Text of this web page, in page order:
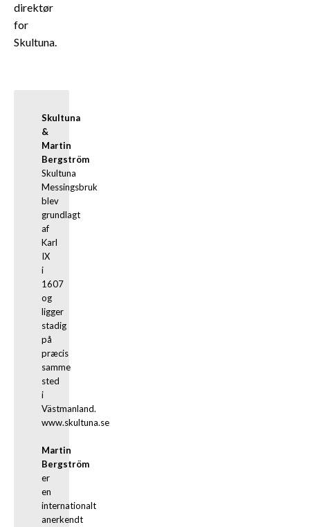
direktør
for
Skultuna.
Skultuna
&
Martin
Bergström
Skultuna
Messingsbruk
blev
grundlagt
af
Karl
IX
i
1607
og
ligger
stadig
på
præcis
samme
sted
i
www.skultuna.se
Martin
Bergström
er
en
internationalt
anerkendt